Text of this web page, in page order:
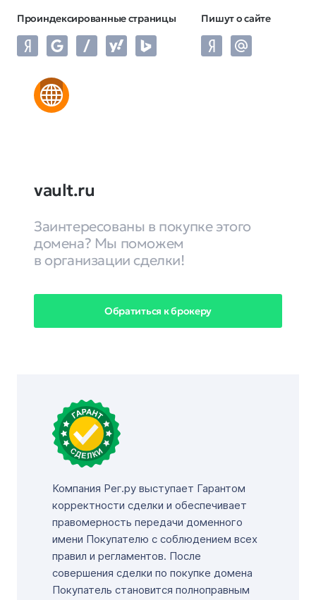
Проиндексированные страницы Пишут о сайте
vault.ru
Заинтересованы в покупке этого
домена? Мы поможем
в организации сделки!
Обратиться к брокеру
Компания Рег.ру выступает Гарантом
корректности сделки и обеспечивает
правомерность передачи доменного
имени Покупателю с соблюдением всех
правил и регламентов. После
совершения сделки по покупке домена
Покупатель становится полноправным